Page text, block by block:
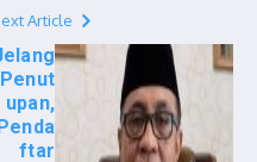
Article
Penut
upan,
ftar